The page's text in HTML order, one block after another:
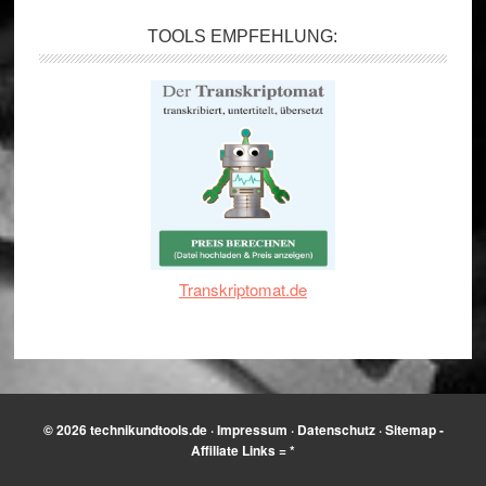
TOOLS EMPFEHLUNG:
Transkriptomat.de
© 2026technikundtools.de·Impressum · Datenschutz·Sitemap-
Affiliate Links = *